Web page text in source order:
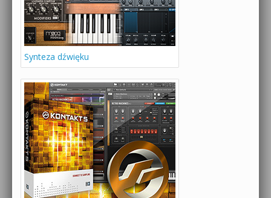
Synteza dźwięku